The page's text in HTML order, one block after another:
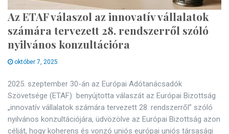
Az ETAF válaszol az innovatív vállalatok
számára tervezett 28. rendszerről szóló
nyilvános konzultációra
október 7, 2025
2025. szeptember 30-án az Európai Adótanácsadók
Szövetsége (ETAF) benyújtotta válaszát az Európai Bizottság
„innovatív vállalatok számára tervezett 28. rendszerről” szóló
nyilvános konzultációjára, üdvözölve az Európai Bizottság azon
célját, hogy koherens és vonzó uniós európai uniós társasági